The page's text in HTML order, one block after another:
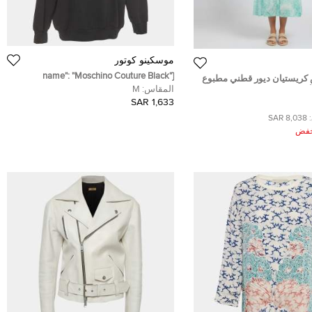
ديور قطني مطبوع
أخضر متوسط الطول مقاس
8,038 SAR
موسكينو كوتور
{"name": "Moschino Couture Black
Transformer Teddy Cotton Hoodie M",
"name_ar": "موسكينو كوتور سويت شيرت
المقاس: M
1,633 SAR